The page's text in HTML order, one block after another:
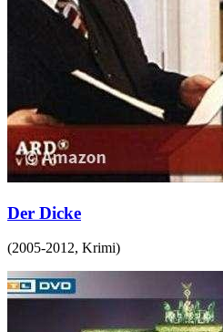
Der Dicke
(2005-2012, Krimi)